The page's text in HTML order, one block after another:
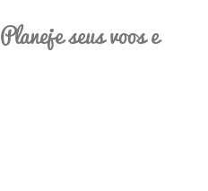
Planeje seus voos e